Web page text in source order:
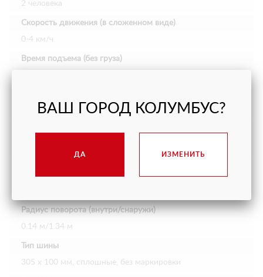
2 человека
Скорость движения (в сложенном виде)
0-4 км/ч
Время подъема (без груза)
0-0.5 км/ч
Радиус поворота (внутри/снаружи)
0.14 м/1.34 м
Тип шины
305 х 100 мм, сплошные, без маркировки
ВАШ ГОРОД КОЛУМБУС?
ДА ИЗМЕНИТЬ